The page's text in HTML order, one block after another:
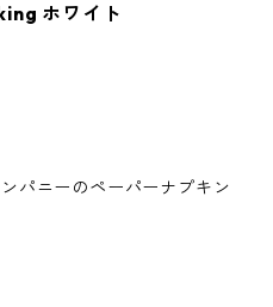
ホワイト
パニーのペーパーナプキン